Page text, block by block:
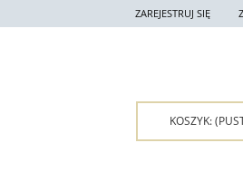
ZAREJESTRUJ SIĘ
KOSZYK: